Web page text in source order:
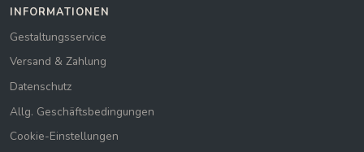
INFORMATIONEN
Gestaltungsservice
Versand & Zahlung
Datenschutz
Allg. Geschäftsbedingungen
Cookie-Einstellungen